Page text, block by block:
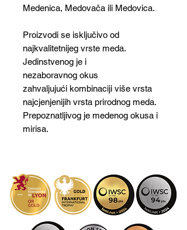
Medenica, Medovača ili Medovica.
Proizvodi se isključivo od
najkvalitetnijeg vrste meda.
Jedinstvenog je i
nezaboravnog okus
zahvaljujući kombinaciji više vrsta
najcjenjenijih vrsta prirodnog meda.
Prepoznatljivog je medenog okusa i
mirisa.